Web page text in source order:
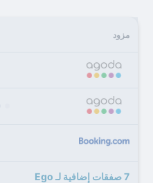
مزود
7 صفقات إضافية لـ Ego